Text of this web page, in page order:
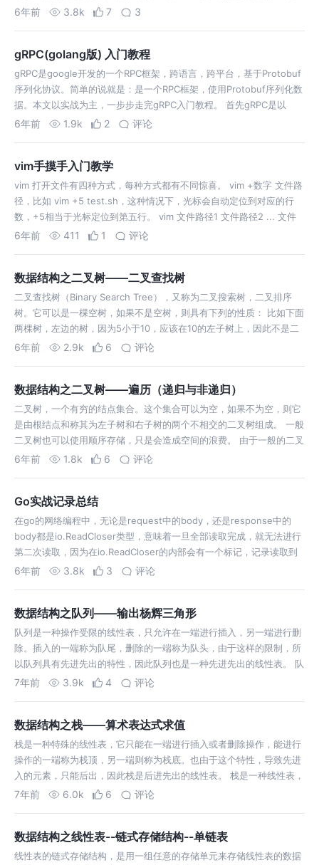
是先建立了TCP连接，即已经完成了TCP三次握手，才进入到MySQL的
6年前 3.8k 7 3
gRPC(golang版) 入门教程
gRPC是google开发的一个RPC框架，跨语言，跨平台，基于Protobuf
序列化协议。简单的说就是：是一个RPC框架，使用Protobuf序列化数
据。本文以实战为主，一步步走完gRPC入门教程。 首先gRPC是以
Protobuf序列化的，因此先来介绍Protobuf。 p…
6年前 1.9k 2 评论
vim手摸手入门教学
vim 打开文件有四种方式，每种方式都有不同惊喜。 vim +数字 文件路
径，比如 vim +5 test.sh，这种情况下，光标会自动定位到对应的行
数，+5相当于光标定位到第五行。 vim 文件路径1 文件路径2 ... 文件
路径n，一次性打开多个文件，很少这么使用 (°ー°…
6年前 411 1 评论
数据结构之二叉树——二叉查找树
二叉查找树（Binary Search Tree），又称为二叉搜索树，二叉排序
树。它可以是一棵空树，如果不是空树，则具有下列的性质： 比如下面
两棵树，左边的树，因为5小于10，应该在10的左子树上，因此不是二
叉查找树，右边的树则符合二叉查找树的条件。 由于二叉查找树的特
6年前 2.9k 6 评论
数据结构之二叉树——遍历（递归与非递归）
二叉树，一个有穷的结点集合。这个集合可以为空，如果不为空，则它
是由根结点和称其为左子树和右子树的两个不相交的二叉树组成。 一般
二叉树也可以使用顺序存储，只是会造成空间的浪费。 由于一般的二叉
树使用顺序存储结构，容易造成空间的浪费，因此可以使用链式存储。
6年前 1.8k 6 评论
Go实战记录总结
在go的网络编程中，无论是request中的body，还是response中的
body都是io.ReadCloser类型，意味着一旦全部读取完成，就无法进行
第二次读取，因为在io.ReadCloser的内部会有一个标记，记录读取到
什么位置，因此一旦读到尾，就不能再从头读取了。 …
6年前 3.8k 3 评论
数据结构之队列——输出杨辉三角形
队列是一种操作受限的线性表，只允许在一端进行插入，另一端进行删
除。插入的一端称为队尾，删除的一端称为队头，由于这样的限制，所
以队列具有先进先出的特性，因此队列也是一种先进先出的线性表。 队
列的顺序存储结构，除了存储的数组，还需要一个队尾指针(rear)，和
7年前 3.9k 4 评论
数据结构之栈——算术表达式求值
栈是一种特殊的线性表，它只能在一端进行插入或者删除操作，能进行
操作的一端称为栈顶，另一端则称为栈底。也由于这个特性，导致先进
入的元素，只能后出，因此栈是后进先出的线性表。 栈是一种线性表，
因此它的存储可以是链式存储，也可以是顺序存储。链式存储的栈，称
7年前 6.0k 6 评论
数据结构之线性表--链式存储结构--单链表
线性表的链式存储结构，是用一组任意的存储单元来存储线性表的数据